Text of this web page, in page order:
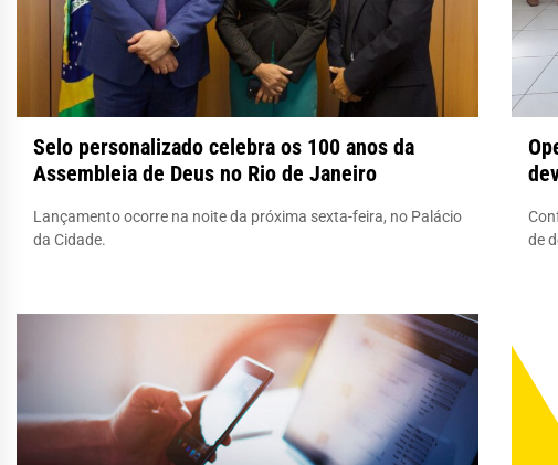
Selo personalizado celebra os 100 anos da
Assembleia de Deus no Rio de Janeiro
Lançamento ocorre na noite da próxima sexta-feira, no Palácio
da Cidade.
de